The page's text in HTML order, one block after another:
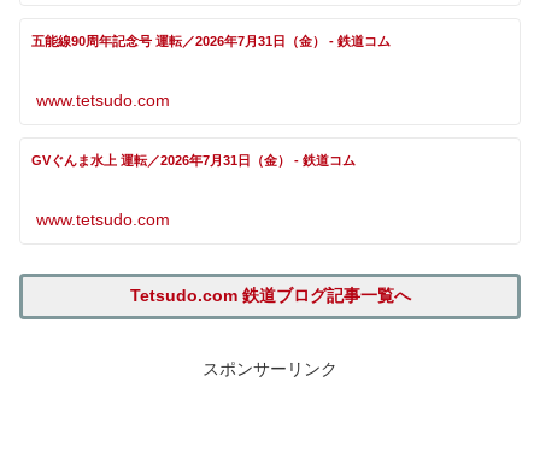
五能線90周年記念号 運転／2026年7月31日（金） - 鉄道コム
www.tetsudo.com
GVぐんま水上 運転／2026年7月31日（金） - 鉄道コム
www.tetsudo.com
Tetsudo.com 鉄道ブログ記事一覧へ
スポンサーリンク